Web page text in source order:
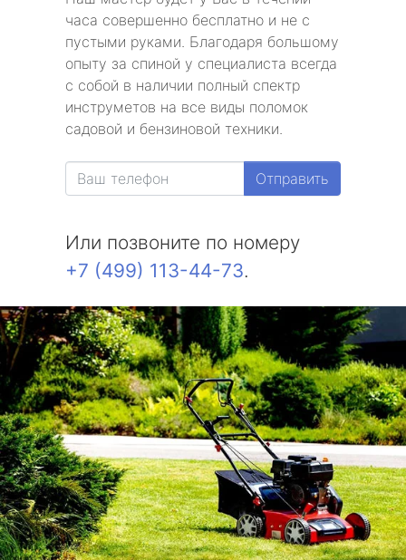
часа совершенно бесплатно и не с
пустыми руками. Благодаря большому
опыту за спиной у специалиста всегда
с собой в наличии полный спектр
инструметов на все виды поломок
садовой и бензиновой техники.
Отправить
Или позвоните по номеру
+7 (499) 113-44-73.